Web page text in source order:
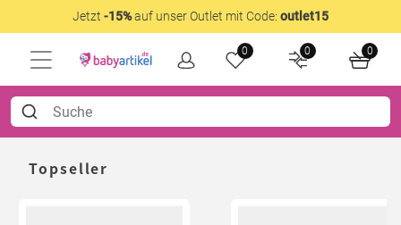
Jetzt -15%auf unser Outlet mit Code: outlet15
0 0 0
Topseller